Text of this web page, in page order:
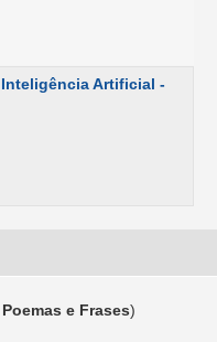
Artificial -
Poemas e Frases)